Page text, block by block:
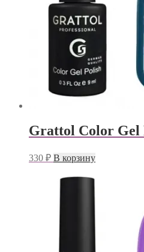
Grattol Color Gel
330 ₽ В корзину